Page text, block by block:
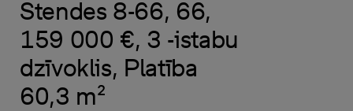
Stendes 8-66, 66,
159 000 €, 3 -istabu
dzīvoklis, Platība
60,3 m²